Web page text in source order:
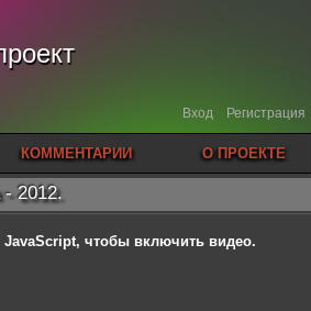
Вход Регистрация
КОММЕНТАРИИ О ПРОЕКТЕ
2012.
чтобы включить видео.